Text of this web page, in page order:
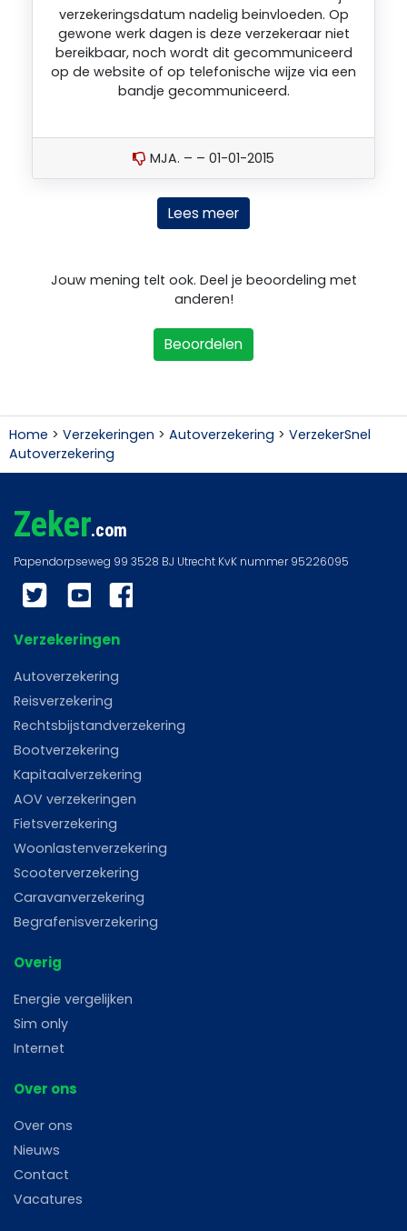
verzekeringsdatum nadelig beinvloeden. Op
gewone werk dagen is deze verzekeraar niet
bereikbaar, noch wordt dit gecommuniceerd
op de website of op telefonische wijze via een
bandje gecommuniceerd.
MJA. – – 01-01-2015
Lees meer
Jouw mening telt ook. Deel je beoordeling met
anderen!
Beoordelen
Home > Verzekeringen > Autoverzekering > VerzekerSnel
Autoverzekering
Zeker.com
Twitter YouTube
Verzekeringen
Autoverzekering
Reisverzekering
Rechtsbijstandverzekering
Bootverzekering
Kapitaalverzekering
AOV verzekeringen
Fietsverzekering
Woonlastenverzekering
Scooterverzekering
Caravanverzekering
Begrafenisverzekering
Overig
Energie vergelijken
Sim only
Internet
Over ons
Over ons
Nieuws
Contact
Vacatures